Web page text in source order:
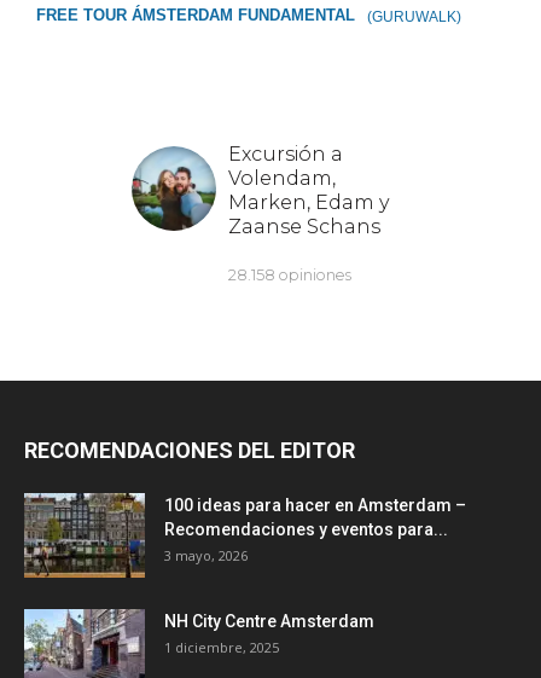
FREE TOUR ÁMSTERDAM FUNDAMENTAL (GURUWALK)
RECOMENDACIONES DEL EDITOR
100 ideas para hacer en Amsterdam –
Recomendaciones y eventos para...
3 mayo, 2026
NH City Centre Amsterdam
1 diciembre, 2025